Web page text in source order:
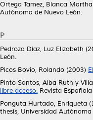
Ortega Tamez, Blanca Martha
Autónoma de Nuevo León.
P
Pedroza Díaz, Luz Elizabeth
León.
Picos Bovio, Rolando (2003)
Pinto Santos, Alba Ruth y
libre acceso. Revista
Ponguta Hurtado, Enriqueta
thesis, Universidad